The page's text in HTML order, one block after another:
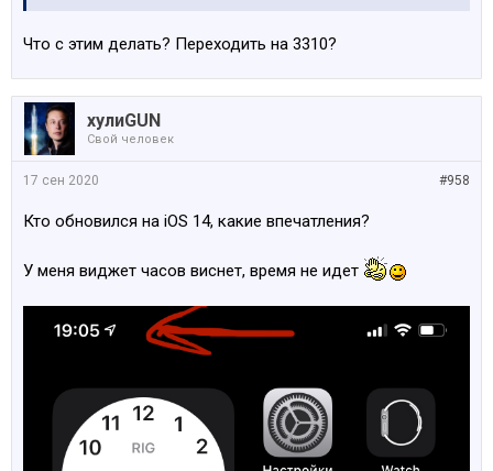
Что с этим делать? Переходить на 3310?
хулиGUN
Свой человек
#958
17 сен 2020
Кто обновился на iOS 14, какие впечатления?
У меня виджет часов виснет, время не идет